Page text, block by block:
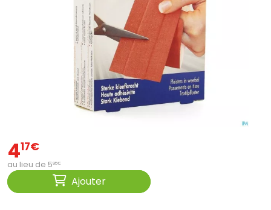
417€
au lieu de 595€
Ajouter